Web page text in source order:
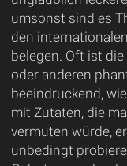
umsonst sind es
den
belegen. Oft ist
oder anderen
beeindruckend,
mit Zutaten, die
vermuten würde,
unbedingt